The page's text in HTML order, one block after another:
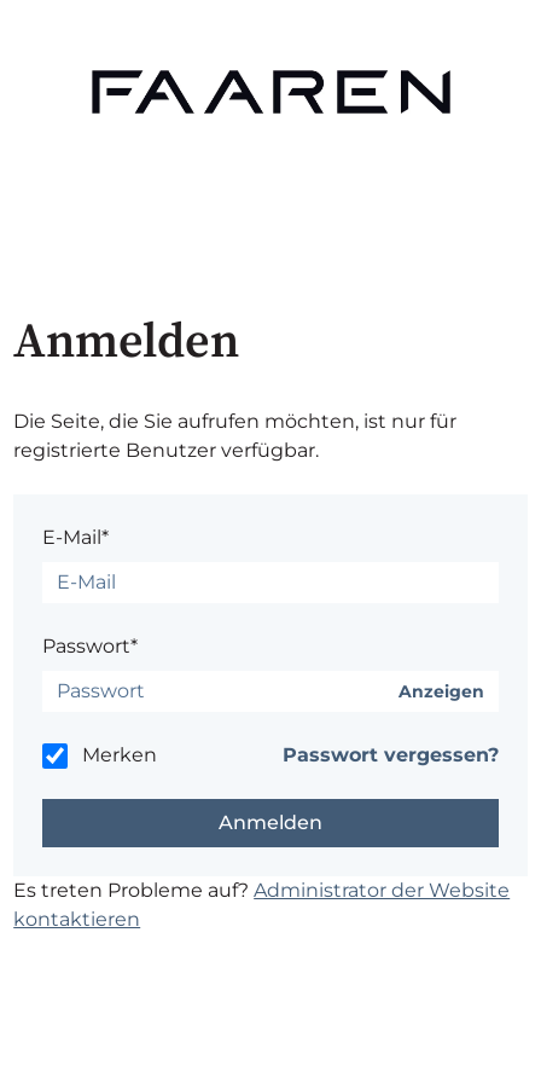
Anmelden
Die Seite, die Sie aufrufen möchten, ist nur für
registrierte Benutzer verfügbar.
E-Mail*
Passwort*
Anzeigen
Merken Passwort vergessen?
Es treten Probleme auf?Administrator der Website
kontaktieren